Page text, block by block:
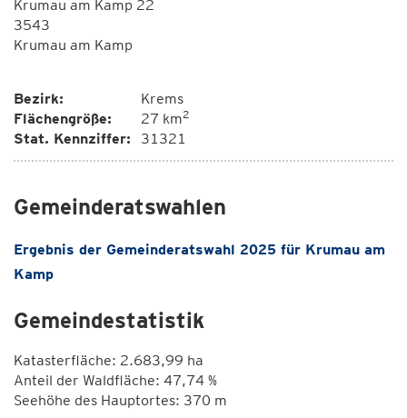
Krumau am Kamp 22
3543
Krumau am Kamp
Bezirk:
Krems
Flächengröße:
27 km2
Stat. Kennziffer: 31321
Gemeinderatswahlen
Ergebnis der Gemeinderatswahl 2025 für Krumau am
Kamp
Gemeindestatistik
Katasterfläche: 2.683,99 ha
Anteil der Waldfläche: 47,74 %
Seehöhe des Hauptortes: 370 m